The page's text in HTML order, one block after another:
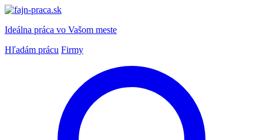
Ideálna práca vo Vašom meste
Hľadám prácu Firmy